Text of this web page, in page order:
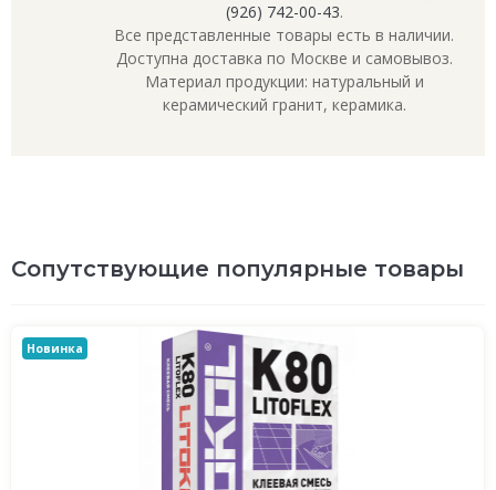
(926) 742-00-43.
Все представленные товары есть в наличии.
Доступна доставка по Москве и самовывоз.
Материал продукции: натуральный и
керамический гранит, керамика.
Сопутствующие популярные товары
Новинка